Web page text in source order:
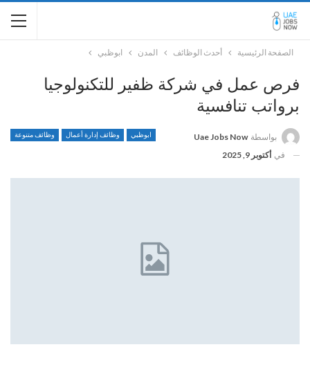
الصفحة الرئيسية أحدث الوظائف المدن ابوظبي
فرص عمل في شركة ظفير للتكنولوجيا
برواتب تنافسية
ابوظبي وظائف إدارة أعمال وظائف متنوعة بواسطة Uae Jobs Now
في أكتوبر 9, 2025